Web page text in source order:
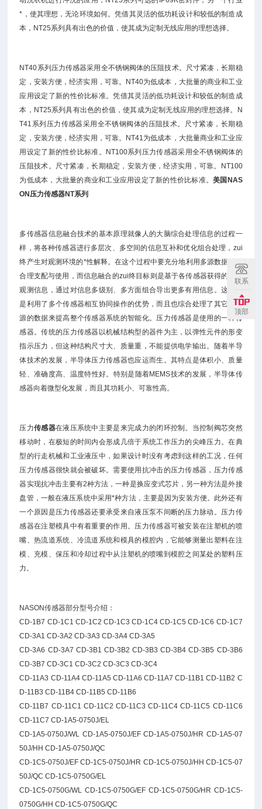
*，使其理想，无论环境如何。凭借其灵活的低功耗设计和较低的制造成
本，NT25系列具有出色的价值，使其成为定制无线应用的理想选择。
NT40系列压力传感器采用全不锈钢阀体的压阻技术。尺寸紧凑，长期稳
定，安装方便，经济实用，可靠。NT40为低成本，大批量的商业和工业
应用设定了新的性价比标准。凭借其灵活的低功耗设计和较低的制造成
本，NT25系列具有出色的价值，使其成为定制无线应用的理想选择。N
T41系列压力传感器采用全不锈钢阀体的压阻技术。尺寸紧凑，长期稳
定，安装方便，经济实用，可靠。NT41为低成本，大批量商业和工业应
用设定了新的性价比标准。NT100系列压力传感器采用全不锈钢阀体的
压阻技术。尺寸紧凑，长期稳定，安装方便，经济实用，可靠。NT100
为低成本，大批量的商业和工业应用设定了新的性价比标准。美国NAS
ON压力传感器NT系列
多传感器信息融合技术的基本原理就像人的大脑综合处理信息的过程一
样，将各种传感器进行多层次、多空间的信息互补和优化组合处理，zui
终产生对观测环境的*性解释。在这个过程中要充分地利用多源数据进行
合理支配与使用，而信息融合的zui终目标则是基于各传感器获得的分离
观测信息，通过对信息多级别、多方面组合导出更多有用信息。这不仅
是利用了多个传感器相互协同操作的优势，而且也综合处理了其它信息
源的数据来提高整个传感器系统的智能化。压力传感器是使用的一种传
感器。传统的压力传感器以机械结构型的器件为主，以弹性元件的形变
指示压力，但这种结构尺寸大、质量重，不能提供电学输出。随着半导
体技术的发展，半导体压力传感器也应运而生。其特点是体积小、质量
轻、准确度高、温度特性好。特别是随着MEMS技术的发展，半导体传
感器向着微型化发展，而且其功耗小、可靠性高。
压力传感器在液压系统中主要是来完成力的闭环控制。当控制阀芯突然
移动时，在极短的时间内会形成几倍于系统工作压力的尖峰压力。在典
型的行走机械和工业液压中，如果设计时没有考虑到这样的工况，任何
压力传感器很快就会被破坏。需要使用抗冲击的压力传感器，压力传感
器实现抗冲击主要有2种方法，一种是换应变式芯片，另一种方法是外接
盘管，一般在液压系统中采用*种方法，主要是因为安装方便。此外还有
一个原因是压力传感器还要承受来自液压泵不间断的压力脉动。压力传
感器在注塑模具中有着重要的作用。压力传感器可被安装在注塑机的喷
嘴、热流道系统、冷流道系统和模具的模腔内，它能够测量出塑料在注
模、充模、保压和冷却过程中从注塑机的喷嘴到模腔之间某处的塑料压
力。
NASON传感器部分型号介绍：
CD-1B7 CD-1C1 CD-1C2 CD-1C3 CD-1C4 CD-1C5 CD-1C6 CD-1C7
CD-3A1 CD-3A2 CD-3A3 CD-3A4 CD-3A5
CD-3A6 CD-3A7 CD-3B1 CD-3B2 CD-3B3 CD-3B4 CD-3B5 CD-3B6
CD-3B7 CD-3C1 CD-3C2 CD-3C3 CD-3C4
CD-11A3 CD-11A4 CD-11A5 CD-11A6 CD-11A7 CD-11B1 CD-11B2 C
D-11B3 CD-11B4 CD-11B5 CD-11B6
CD-11B7 CD-11C1 CD-11C2 CD-11C3 CD-11C4 CD-11C5 CD-11C6
CD-11C7 CD-1A5-0750J/EL
CD-1A5-0750J/WL CD-1A5-0750J/EF CD-1A5-0750J/HR CD-1A5-07
50J/HH CD-1A5-0750J/QC
CD-1C5-0750J/EF CD-1C5-0750J/HR CD-1C5-0750J/HH CD-1C5-07
50J/QC CD-1C5-0750G/EL
CD-1C5-0750G/WL CD-1C5-0750G/EF CD-1C5-0750G/HR CD-1C5-
0750G/HH CD-1C5-0750G/QC
联系
顶部